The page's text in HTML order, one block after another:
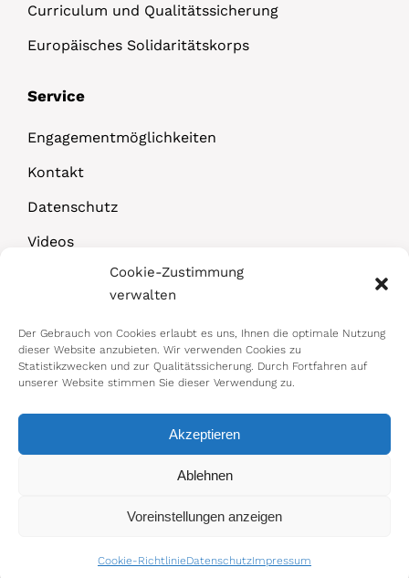
Cookie-Zustimmung
verwalten
Der Gebrauch von Cookies erlaubt es uns, Ihnen die optimale Nutzung
dieser Website anzubieten. Wir verwenden Cookies zu
Statistikzwecken und zur Qualitätssicherung. Durch Fortfahren auf
unserer Website stimmen Sie dieser Verwendung zu.
Akzeptieren
Ablehnen
Voreinstellungen anzeigen
Cookie-RichtlinieDatenschutzImpressum
Curriculum und Qualitätssicherung
Europäisches Solidaritätskorps
Service
Engagementmöglichkeiten
Kontakt
Datenschutz
Videos
© 2026 Bundesministerium für Arbeit,
Konsumentenschutz